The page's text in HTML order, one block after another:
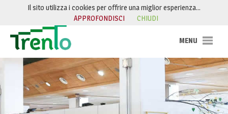
Salta al contenuto
Il sito utilizza i cookies per offrire una miglior esperienza…
APPROFONDISCI
CHIUDI